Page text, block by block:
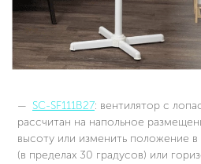
SC-SF111B27: вентилятор с
рассчитан на напольное
высоту или изменить положение в
(в пределах 30 градусов) или